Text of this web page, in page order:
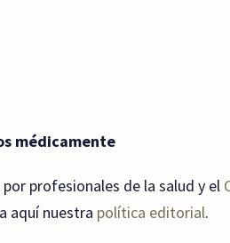
médicamente
profesionales de la salud y el
aquí nuestra política editorial.